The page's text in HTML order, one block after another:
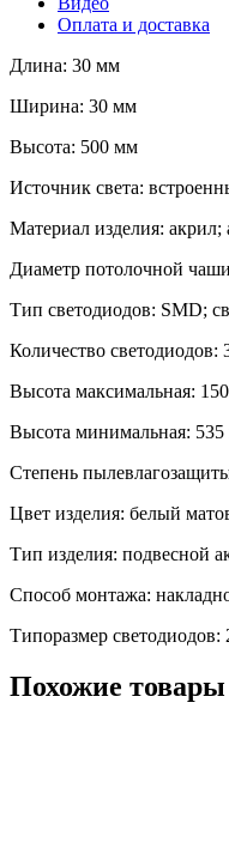
Оплата и доставка
Длина: 30 мм
Ширина: 30 мм
Высота: 500 мм
Источник света:
Материал изделия:
Диаметр потолочной
Тип светодиодов: SMD;
Количество светодиодов:
Высота максимальная:
Высота минимальная:
Степень
Цвет изделия: белый
Тип изделия: подвесной
Способ монтажа:
Типоразмер светодиодов:
Похожие товары